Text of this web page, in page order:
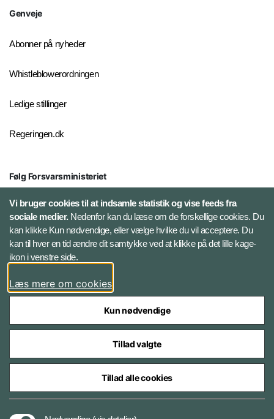
Genveje
Abonner på nyheder
Whistleblowerordningen
Ledige stillinger
Regeringen.dk
Følg Forsvarsministeriet
X
LinkedIn
Instagram
Styrelser og myndigheder under Forsvarsministeriet
Vi bruger cookies til at indsamle statistik og vise feeds fra
sociale medier.Nedenfor kan du læse om de forskellige cookies. Du
kan klikke Kun nødvendige, eller vælge hvilke du vil acceptere. Du
kan til hver en tid ændre dit samtykke ved at klikke på det lille kage-
ikon i venstre side.
Læs mere om cookies
Kun nødvendige
Tillad valgte
Tillad alle cookies